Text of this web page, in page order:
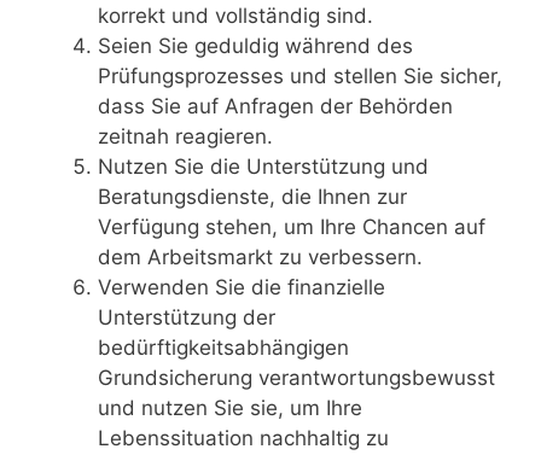
korrekt und vollständig sind.
Seien Sie geduldig während des
Prüfungsprozesses und stellen Sie sicher,
dass Sie auf Anfragen der Behörden
zeitnah reagieren.
Nutzen Sie die Unterstützung und
Beratungsdienste, die Ihnen zur
Verfügung stehen, um Ihre Chancen auf
dem Arbeitsmarkt zu verbessern.
Verwenden Sie die finanzielle
Unterstützung der
bedürftigkeitsabhängigen
Grundsicherung verantwortungsbewusst
und nutzen Sie sie, um Ihre
Lebenssituation nachhaltig zu